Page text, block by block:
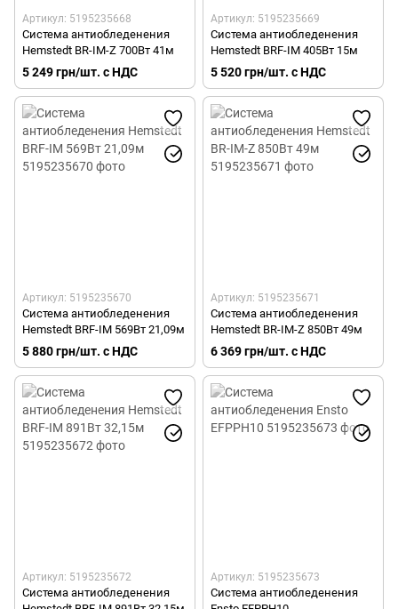
Артикул: 5195235668
Система антиобледенения
Hemstedt BR-IM-Z 700Вт 41м
5 249 грн/шт. с НДС
Артикул: 5195235669
Система антиобледенения
Hemstedt BRF-IM 405Вт 15м
5 520 грн/шт. с НДС
Артикул: 5195235670
Система антиобледенения
Hemstedt BRF-IM 569Вт 21,09м
5 880 грн/шт. с НДС
Артикул: 5195235671
Система антиобледенения
Hemstedt BR-IM-Z 850Вт 49м
6 369 грн/шт. с НДС
Артикул: 5195235672
Система антиобледенения
Артикул: 5195235673
Система антиобледенения